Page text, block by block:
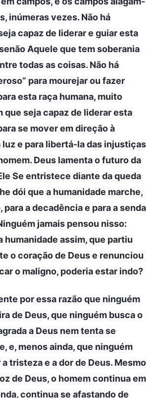
inúmeras vezes. Não há
capaz de liderar e guiar esta
Aquele que tem soberania
todas as coisas. Não há
para mourejar ou fazer
esta raça humana, muito
que seja capaz de liderar esta
se mover em direção à
e para libertá-la das injustiças
Deus lamenta o futuro da
Se entristece diante da queda
dói que a humanidade marche,
para a decadência e para a senda
jamais pensou nisso:
humanidade assim, que partiu
o coração de Deus e renunciou
o maligno, poderia estar indo?
por essa razão que ninguém
de Deus, que ninguém busca o
a Deus nem tenta se
e, menos ainda, que ninguém
tristeza e a dor de Deus. Mesmo
de Deus, o homem continua em
continua se afastando de